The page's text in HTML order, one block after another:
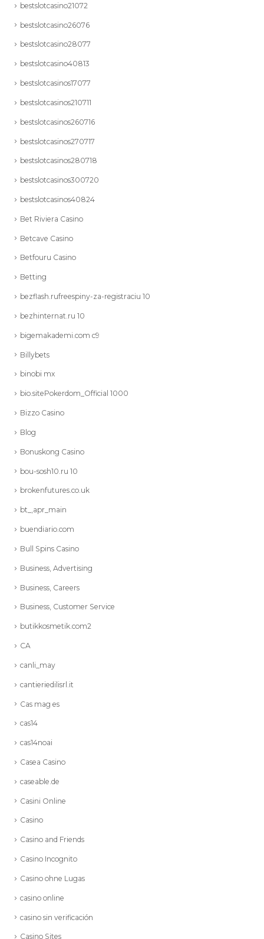
bestslotcasino21072
bestslotcasino26076
bestslotcasino28077
bestslotcasino40813
bestslotcasinos17077
bestslotcasinos210711
bestslotcasinos260716
bestslotcasinos270717
bestslotcasinos280718
bestslotcasinos300720
bestslotcasinos40824
Bet Riviera Casino
Betcave Casino
Betfouru Casino
Betting
bezflash.rufreespiny-za-registraciu 10
bezhinternat.ru 10
bigemakademi.com c9
Billybets
binobi mx
bio.sitePokerdom_Official 1000
Bizzo Casino
Blog
Bonuskong Casino
bou-sosh10.ru 10
brokenfutures.co.uk
bt_,apr_main
buendiario.com
Bull Spins Casino
Business, Advertising
Business, Careers
Business, Customer Service
butikkosmetik.com2
CA
canli_may
cantieriedilisrl.it
Cas mag es
cas14
cas14noai
Casea Casino
caseable.de
Casini Online
Casino
Casino and Friends
Casino Incognito
Casino ohne Lugas
casino online
casino sin verificación
Casino Sites